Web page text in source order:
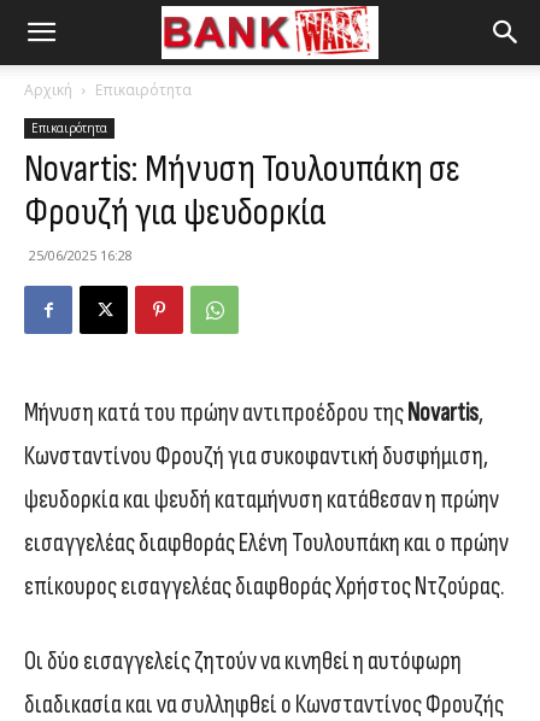
Αρχική Επικαιρότητα
Επικαιρότητα
Novartis: Μήνυση Τουλουπάκη σε
Φρουζή για ψευδορκία
25/06/2025 16:28
Μήνυση κατά του πρώην αντιπροέδρου τηςNovartis,
Κωνσταντίνου Φρουζή για συκοφαντική δυσφήμιση,
ψευδορκία και ψευδή καταμήνυση κατάθεσαν η πρώην
εισαγγελέας διαφθοράς Ελένη Τουλουπάκη και ο πρώην
επίκουρος εισαγγελέας διαφθοράς Χρήστος Ντζούρας.
Οι δύο εισαγγελείς ζητούν να κινηθεί η αυτόφωρη
διαδικασία και να συλληφθεί ο Κωνσταντίνος Φρουζής